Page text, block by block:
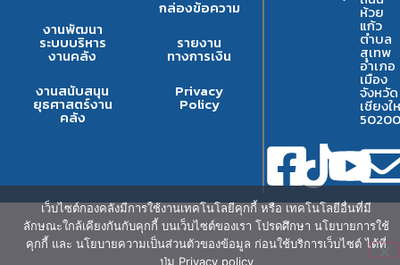
งานพัฒนา
ระบบบริหาร
งานคลัง
งานสนับสนุน
ยุธศาสตร์งาน
คลัง
กล่องข้อความ
รายงาน
ทางการเงิน
Privacy
Policy
ห้วย
แก้ว
ตำบล
สุเทพ
อำเภอ
เมือง
จังหวัด
เชียงใ
50200
เว็บไซต์กองคลังมีการใช้งานเทคโนโลยีคุกกี้ หรือ เทคโนโลยีอื่นที่มี
ลักษณะใกล้เคียงกันกับคุกกี้ บนเว็บไซต์ของเรา โปรดศึกษา นโยบายการใช้
คุกกี้ และ นโยบายความเป็นส่วนตัวของข้อมูล ก่อนใช้บริการเว็บไซต์ ได้ที่
ปุ่ม Privacy policy